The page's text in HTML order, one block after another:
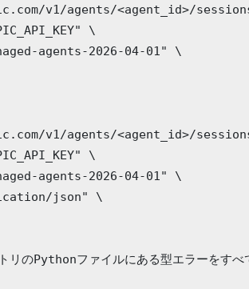
v1/agents/<agent_id>/
\
agents-2026-04-01" \
v1/agents/<agent_id>/
\
agents-2026-04-01" \
json" \
のPythonファイルにある型エラーをすべ